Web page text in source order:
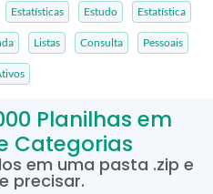
Estatísticas Estudo Estatística
Listas Consulta Pessoais
Planilhas em
Categorias
em uma pasta .zip e
precisar.